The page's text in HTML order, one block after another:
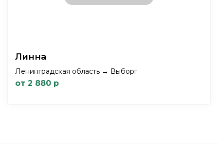
Линна
Ленинградская область → Выборг
от 2 880 р